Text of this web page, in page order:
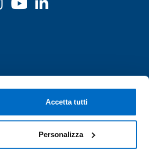
Accetta tutti
Personalizza